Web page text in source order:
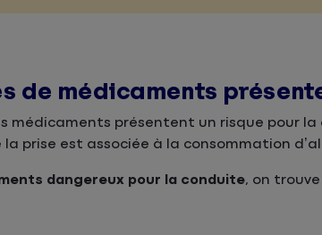
de médicaments
médicaments présentent un risque pour
prise est associée à la consommation
dangereux pour la conduite, on trouve